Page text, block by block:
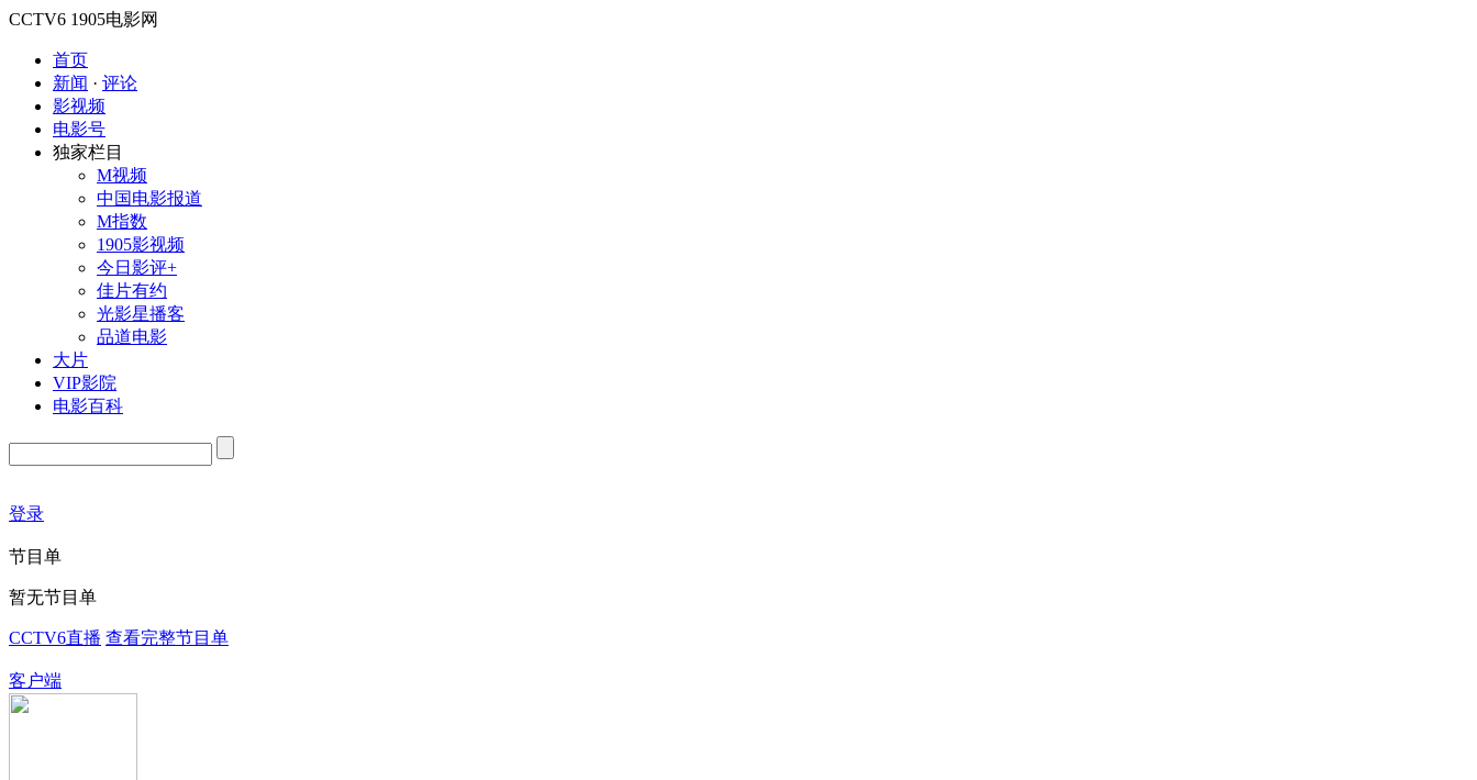
CCTV6 1905电影网
首页
新闻 · 评论
影视频
电影号
独家栏目
M视频
中国电影报道
M指数
1905影视频
今日影评+
佳片有约
光影星播客
品道电影
大片
VIP影院
电影百科
登录
节目单
暂无节目单
CCTV6直播 查看完整节目单
客户端